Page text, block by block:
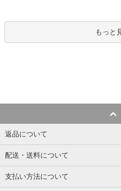
もっと
返品について
配送・送料について
支払い方法について